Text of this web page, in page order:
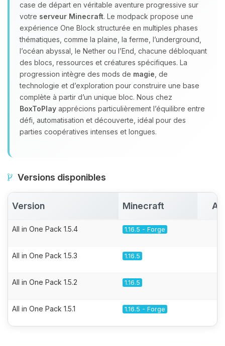
case de départ en véritable aventure progressive sur
votre serveur Minecraft. Le modpack propose une
expérience One Block structurée en multiples phases
thématiques, comme la plaine, la ferme, l’underground,
l’océan abyssal, le Nether ou l’End, chacune débloquant
des blocs, ressources et créatures spécifiques. La
progression intègre des mods de magie , de
technologie et d’exploration pour construire une base
complète à partir d’un unique bloc. Nous chez
BoxToPlay apprécions particulièrement l’équilibre entre
défi, automatisation et découverte, idéal pour des
parties coopératives intenses et longues.
Versions disponibles
Version Minecraft
All in One Pack 1.5.4 1.16.5 - Forge
All in One Pack 1.5.3 1.16.5
All in One Pack 1.5.2 1.16.5
All in One Pack 1.5.1 1.16.5 - Forge